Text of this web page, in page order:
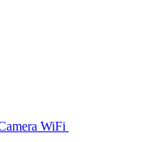
WiFi